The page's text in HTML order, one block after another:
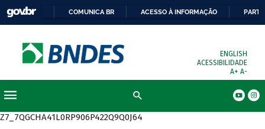
COMUNICA BR ACESSO À INFORMAÇÃO
ENGLISH
ACESSIBILIDADE
A+ A-
Z7_7QGCHA41L0RP906P422Q9Q0J64